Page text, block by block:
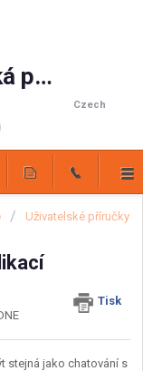
YATUN - Technická podpora
Czech
Uživatelské příručky
Tisk
stejná jako chatování s